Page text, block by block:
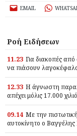
EMAIL
Ροή Ειδήσεων
11.23 Για διακοπές
να πιάσουν
12.33 Η άγνωστη
απέχει μόλις 17.000
09.14 Με την
αυτοκίνητο ο